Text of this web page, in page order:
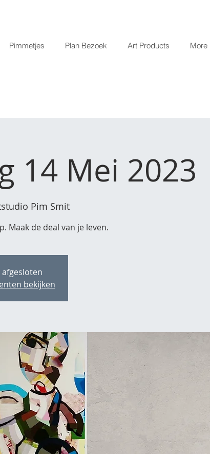
Pimmetjes Plan Bezoek Art Products More
14 Mei 2023
Pim Smit
Maak de deal van je leven.
bekijken